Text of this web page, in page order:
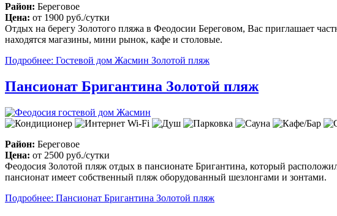
Район: Береговое
Цена: от 1900 руб./сутки
Отдых на берегу Золотого пляжа в Феодосии Береговом, Вас приглашает
находятся магазины, мини рынок, кафе и столовые.
Подробнее: Гостевой дом Жасмин Золотой пляж
Пансионат Бригантина Золотой пляж
Район: Береговое
Цена: от 2500 руб./сутки
Феодосия Золотой пляж отдых в пансионате Бригантина, который
пансионат имеет собственный пляж оборудованный шезлонгами и зонтами.
Подробнее: Пансионат Бригантина Золотой пляж